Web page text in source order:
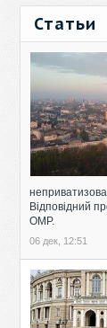
Статьи
Відповідний
ОМР.
06 дек, 12:51